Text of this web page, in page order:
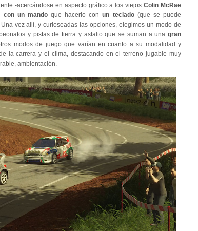
-acercándose en aspecto gráfico a los viejosColin McRae
con un mandoque hacerlo conun teclado (que se puede
vez allí, y curioseadas las opciones, elegimos un modo de
y pistas de tierra y asfalto que se suman a una gran
modos de juego que varían en cuanto a su modalidad y
la carrera y el clima, destacando en el terreno jugable muy
ambientación.